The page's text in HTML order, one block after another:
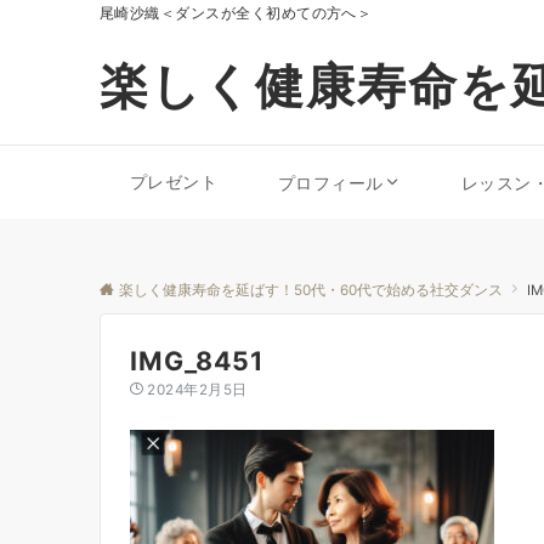
尾崎沙織＜ダンスが全く初めての方へ＞
楽しく健康寿命を
プレゼント プロフィール レッスン
楽しく健康寿命を延ばす！50代・60代で始める社交ダンス
IMG_8451
2024年2月5日